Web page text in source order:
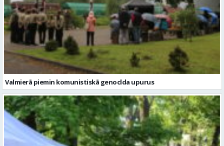
Valmierā piemin komunistiskā genocīda upurus